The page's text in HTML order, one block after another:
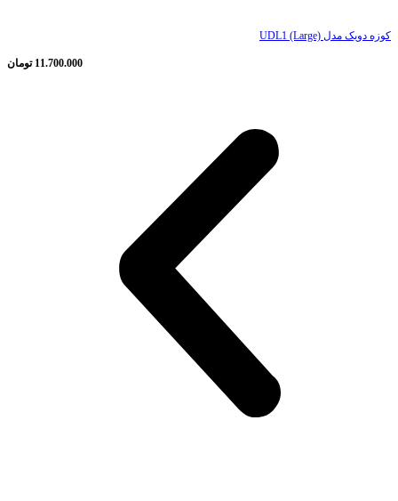
کوزه دویک مدل UDL1 (Large)
11.700.000 تومان